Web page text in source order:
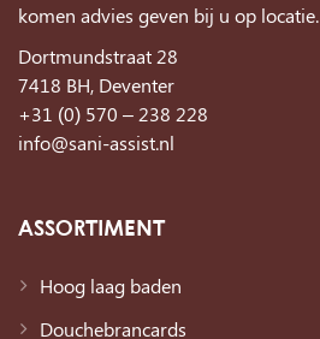
komen advies geven bij u op locatie.
Dortmundstraat 28
7418 BH, Deventer
+31 (0) 570 – 238 228
info@sani-assist.nl
ASSORTIMENT
Hoog laag baden
Douchebrancards